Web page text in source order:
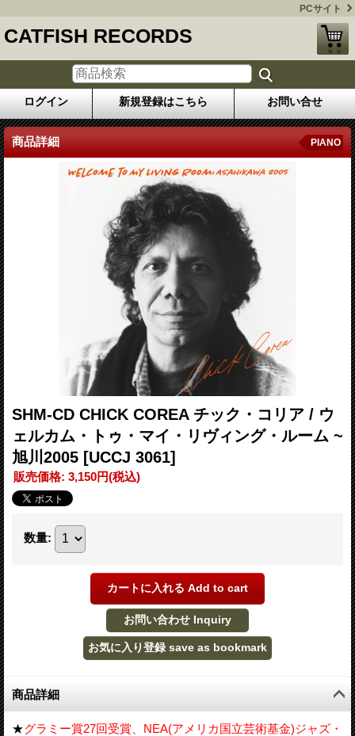
PCサイト
CATFISH RECORDS
ログイン 新規登録はこちら お問い合せ
商品詳細 PIANO
SHM-CD CHICK COREA チック・コリア / ウ
ェルカム・トゥ・マイ・リヴィング・ルーム ~
旭川2005 [UCCJ 3061]
販売価格: 3,150円(税込)
数量:
商品詳細
★グラミー賞27回受賞、NEA(アメリカ国立芸術基金)ジャズ・